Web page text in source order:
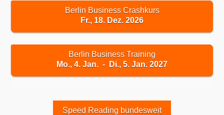
Berlin Business Crashkurs
Fr., 18. Dez. 2026
Berlin Business Training
Mo., 4. Jan. - Di., 5. Jan. 2027
Speed Reading bundesweit